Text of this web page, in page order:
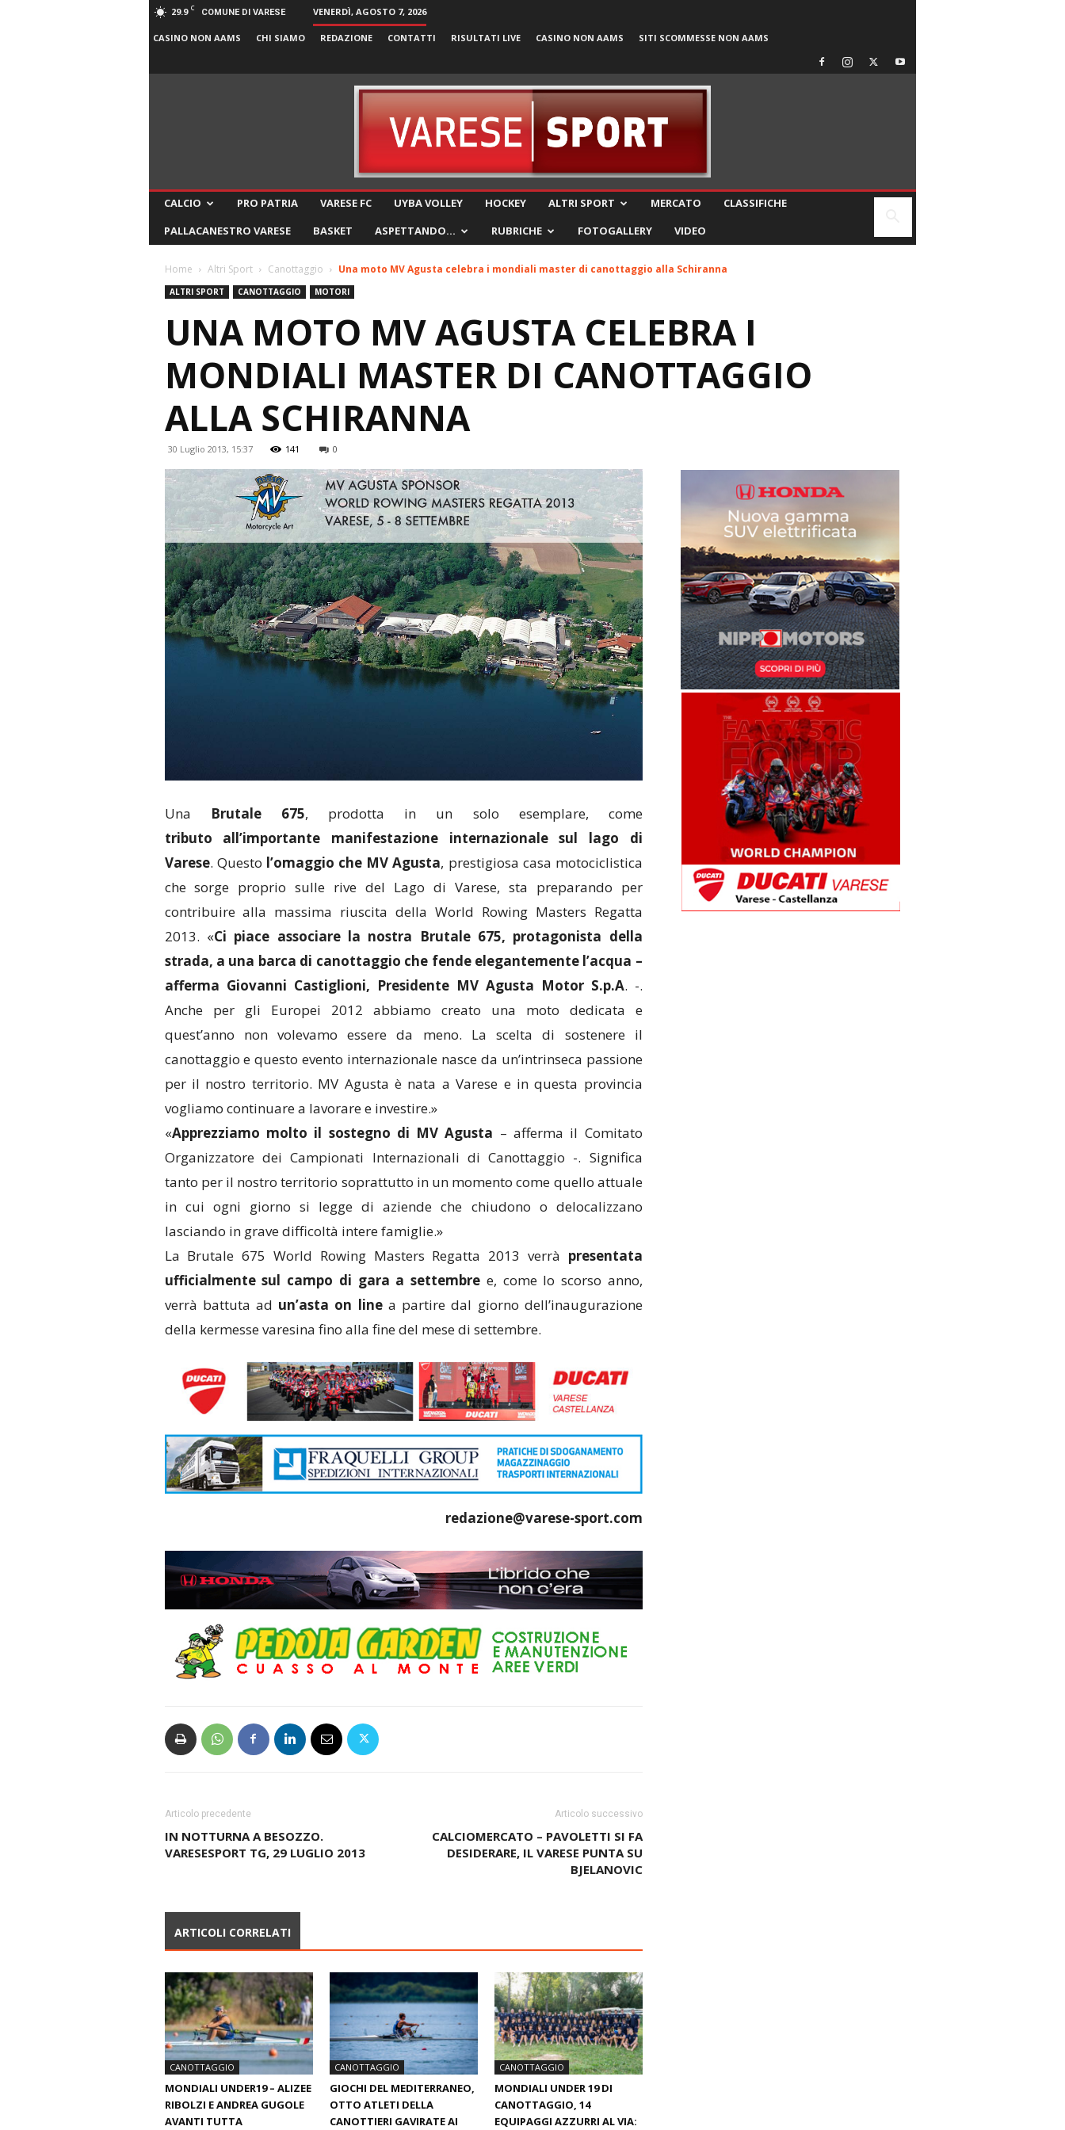
29.9 C COMUNE DI VARESE VENERDÌ, AGOSTO 7, 2026
CASINO NON AAMS CHI SIAMO REDAZIONE CONTATTI RISULTATI LIVE CASINO NON AAMS SITI SCOMMESSE NON AAMS
CALCIO PRO PATRIA VARESE FC UYBA VOLLEY HOCKEY ALTRI SPORT MERCATO
CLASSIFICHE
PALLACANESTRO VARESE
BASKET ASPETTANDO… RUBRICHE FOTOGALLERY VIDEO
Home Altri Sport Canottaggio Una moto MV Agusta celebra i mondiali master di canottaggio alla Schiranna
ALTRI SPORT CANOTTAGGIO MOTORI
UNA MOTO MV AGUSTA CELEBRA I
MONDIALI MASTER DI CANOTTAGGIO
ALLA SCHIRANNA
30 Luglio 2013, 15:37 141 0
Una Brutale 675, prodotta in un solo esemplare, come
tributo all’importante manifestazione internazionale sul lago di
Varese. Questo l’omaggio che MV Agusta, prestigiosa casa motociclistica
che sorge proprio sulle rive del Lago di Varese, sta preparando per
contribuire alla massima riuscita della World Rowing Masters Regatta
2013. «Ci piace associare la nostra Brutale 675, protagonista della
strada, a una barca di canottaggio che fende elegantemente l’acqua –
afferma Giovanni Castiglioni, Presidente MV Agusta Motor S.p.A. -.
Anche per gli Europei 2012 abbiamo creato una moto dedicata e
quest’anno non volevamo essere da meno. La scelta di sostenere il
canottaggio e questo evento internazionale nasce da un’intrinseca passione
per il nostro territorio. MV Agusta è nata a Varese e in questa provincia
vogliamo continuare a lavorare e investire.»
«Apprezziamo molto il sostegno di MV Agusta – afferma il Comitato
Organizzatore dei Campionati Internazionali di Canottaggio -. Significa
tanto per il nostro territorio soprattutto in un momento come quello attuale
in cui ogni giorno si legge di aziende che chiudono o delocalizzano
lasciando in grave difficoltà intere famiglie.»
La Brutale 675 World Rowing Masters Regatta 2013 verrà presentata
ufficialmente sul campo di gara a settembre e, come lo scorso anno,
verrà battuta ad un’asta on linea partire dal giorno dell’inaugurazione
della kermesse varesina fino alla fine del mese di settembre.
redazione@varese-sport.com
Articolo precedente
IN NOTTURNA A BESOZZO.
VARESESPORT TG, 29 LUGLIO 2013
Articolo successivo
CALCIOMERCATO – PAVOLETTI SI FA
DESIDERARE, IL VARESE PUNTA SU
BJELANOVIC
ARTICOLI CORRELATI
CANOTTAGGIO
MONDIALI UNDER19 – ALIZEE
RIBOLZI E ANDREA GUGOLE
AVANTI TUTTA
CANOTTAGGIO
GIOCHI DEL MEDITERRANEO,
OTTO ATLETI DELLA
CANOTTIERI GAVIRATE AI
CANOTTAGGIO
MONDIALI UNDER 19 DI
CANOTTAGGIO, 14
EQUIPAGGI AZZURRI AL VIA: